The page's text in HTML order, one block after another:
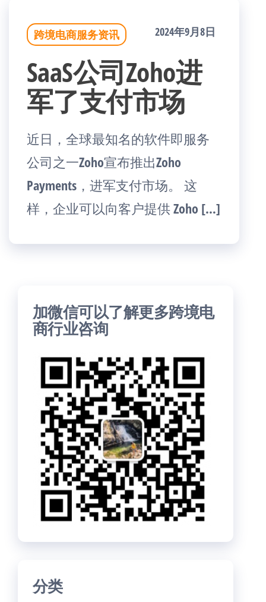
跨境电商服务资讯 2024年9月8日
SaaS公司Zoho进
军了支付市场
近日，全球最知名的软件即服务
公司之一Zoho宣布推出Zoho
Payments，进军支付市场。 这
样，企业可以向客户提供 Zoho […]
加微信可以了解更多跨境电
商行业咨询
分类